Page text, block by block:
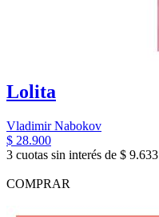
Lolita
Vladimir Nabokov
$ 28.900
3 cuotas sin interés de $ 9.633
COMPRAR